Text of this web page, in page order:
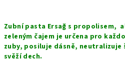
Zubní pasta Ersağ s propolisem,
zeleným čajem je určena pro
zuby, posiluje dásně,
svěží dech.